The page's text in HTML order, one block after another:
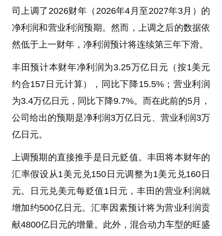
司上调了2026财年（2026年4月至2027年3月）的
净利润和营业利润预期。然而，上调之后的数据依
然低于上一财年，净利润预计将连续第三年下滑。
丰田预计本财年净利润为3.25万亿日元（按1美元
约合157日元计算），同比下降15.5%；营业利润
为3.4万亿日元，同比下降9.7%。而在此前的5月，
公司给出的预期是净利润3万亿日元、营业利润3万
亿日元。
上调预期的直接推手是日元贬值。丰田将本财年的
汇率假设从1美元兑150日元调整为1美元兑160日
元。日元兑美元每贬值1日元，丰田的营业利润就
增加约500亿日元。汇率因素预计将为营业利润贡
献4800亿日元的增量。此外，混合动力车型的旺盛